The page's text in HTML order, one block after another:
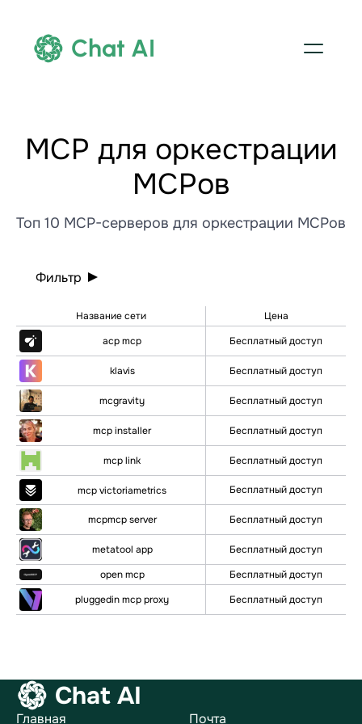
Chat AI
МСР для оркестрации
МСРов
Топ 10 MCP-серверов для оркестрации МСРов
Фильтр
Название сети
Цена
acp mcp
Бесплатный доступ
klavis Бесплатный доступ
mcgravity Бесплатный доступ
mcp installer Бесплатный доступ
mcp link Бесплатный доступ
mcp victoriametrics Бесплатный доступ
mcpmcp server Бесплатный доступ
metatool app
Бесплатный доступ
open mcp
Бесплатный доступ
pluggedin mcp proxy
Бесплатный доступ
Chat AI
Главная Почта